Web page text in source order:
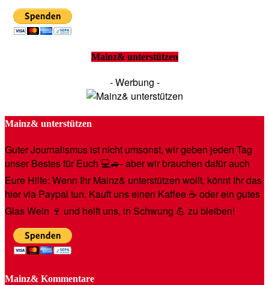
Mainz& unterstützen
- Werbung -
Mainz& unterstützen
Guter Journalismus ist nicht umsonst, wir geben jeden Tag
unser Bestes für Euch 💻🚙- aber wir brauchen dafür auch
Eure Hilfe: Wenn Ihr Mainz& unterstützen wollt, könnt Ihr das
hier via Paypal tun. Kauft uns einen Kaffee ☕️ oder ein gutes
Glas Wein 🍷 und helft uns, in Schwung 💪 zu bleiben!
Mainz& Kommentare